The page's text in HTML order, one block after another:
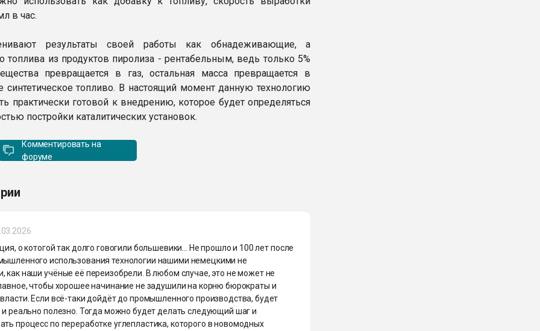
в час.
результаты своей работы как обнадеживающие, а
топлива из продуктов пиролиза - рентабельным, ведь только 5%
превращается в газ, остальная масса превращается в
синтетическое топливо. В настоящий момент данную технологию
практически готовой к внедрению, которое будет определяться
постройки каталитических установок.
Комментировать на
форуме
о котогой так долго говогили большевики... Не прошло и 100 лет после
использования технологии нашими немецкими не
как наши учёные её переизобрели. В любом случае, это не может не
чтобы хорошее начинание не задушили на корню бюрократы и
Если всё-таки дойдёт до промышленного производства, будет
и реально полезно. Тогда можно будет делать следующий шаг и
процесс по переработке углепластика, которого в новомодных